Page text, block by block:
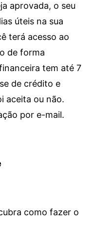
aprovada, o seu
úteis na sua
terá acesso ao
de forma
tem até 7
de crédito e
aceita ou não.
por e-mail.
como fazer o